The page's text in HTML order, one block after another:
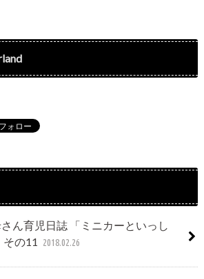
ん育児日誌 「ミニカーといっし
その11
2018.02.26